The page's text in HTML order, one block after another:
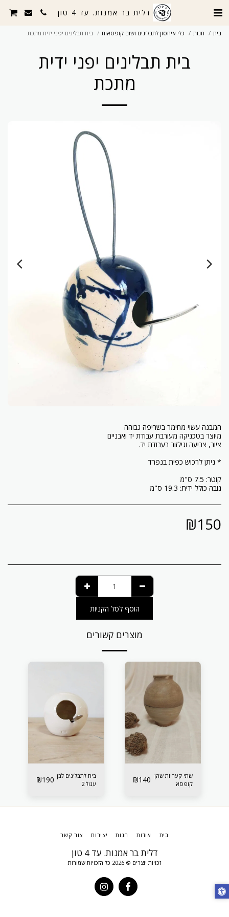
דלית בר אמנות. עד 4 טון
בית חנות כלי איחסון לתבלינים ושום קופסאות בית תבלינים יפני ידית מתכת
בית תבלינים יפני ידית
מתכת
גובה כולל ידית: 19.3 ס"מ
₪150
הוסף לסל הקניות
מוצרים קשורים
שתי קעריות שהן
קופסא
₪140
בית לתבלינים לבן
עגול 2
₪190
דלית בר אמנות. עד 4 טון
זכויות יוצרים © 2026 כל הזכויות שמורות
בית אודות חנות יצירות צור קשר